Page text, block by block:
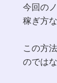
今回の
稼ぎ方
この方
のでは